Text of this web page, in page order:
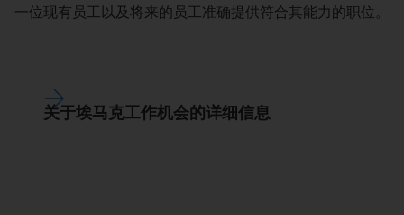
一位现有员工以及将来的员工准确提供符合其能力的职位。
关于埃马克工作机会的详细信息